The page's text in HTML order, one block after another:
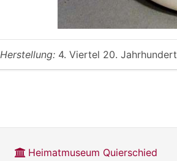
Herstellung: 4. Viertel 20. Jahrhundert
Heimatmuseum Quierschied